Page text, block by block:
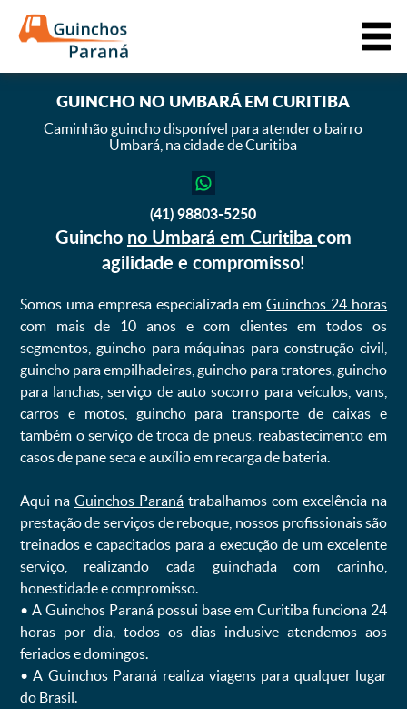
GUINCHONO UMBARÁ EM CURITIBA
Caminhão guincho disponível para atender o bairro
Umbará, na cidade de Curitiba
(41) 98803-5250
Guincho no Umbará em Curitiba com
agilidade e compromisso!
Somos uma empresa especializada emGuinchos 24 horas
com mais de 10 anos e com clientes em todos os
segmentos, guincho para máquinas para construção civil,
guincho para empilhadeiras, guincho para tratores, guincho
para lanchas, serviço de auto socorro para veículos, vans,
carros e motos, guincho para transporte de caixas e
também o serviço de troca de pneus, reabastecimento em
casos de pane seca e auxílio em recarga de bateria. ㅤㅤ
Aqui na Guinchos Paranátrabalhamos com excelência na
prestação de serviços de reboque, nossos profissionais são
treinados e capacitados para a execução de um excelente
serviço, realizando cada guinchada com carinho,
honestidade e compromisso.
ㅤㅤ• A Guinchos Paraná possui base em Curitiba funciona 24
horas por dia, todos os dias inclusive atendemos aos
feriados e domingos.
ㅤㅤ• A Guinchos Paraná realiza viagens para qualquer lugar
do Brasil.